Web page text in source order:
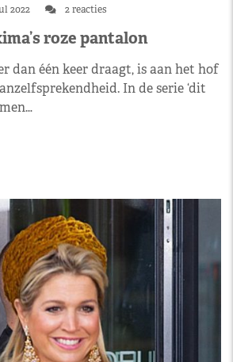
2022 2 reacties
roze pantalon
dan één keer draagt, is aan het hof
In de serie ‘dit